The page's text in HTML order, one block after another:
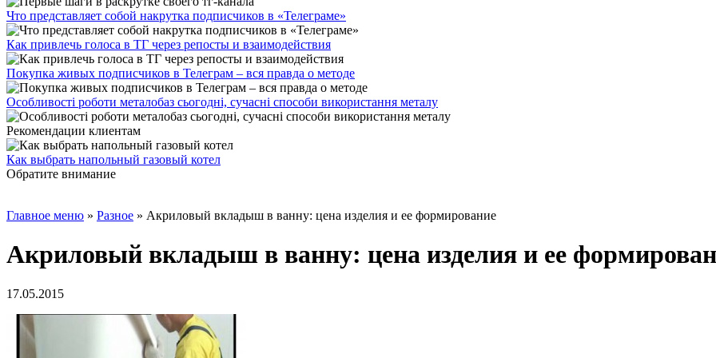
Что представляет собой накрутка подписчиков в «Телеграме»
Как привлечь голоса в ТГ через репосты и взаимодействия
Покупка живых подписчиков в Телеграм – вся правда о методе
Особливості роботи металобаз сьогодні, сучасні способи використання металу
Рекомендации клиентам
Как выбрать напольный газовый котел
Обратите внимание
Главное меню » Разное » Акриловый вкладыш в ванну: цена изделия и ее формирование
Акриловый вкладыш в ванну: цена изделия и ее
17.05.2015